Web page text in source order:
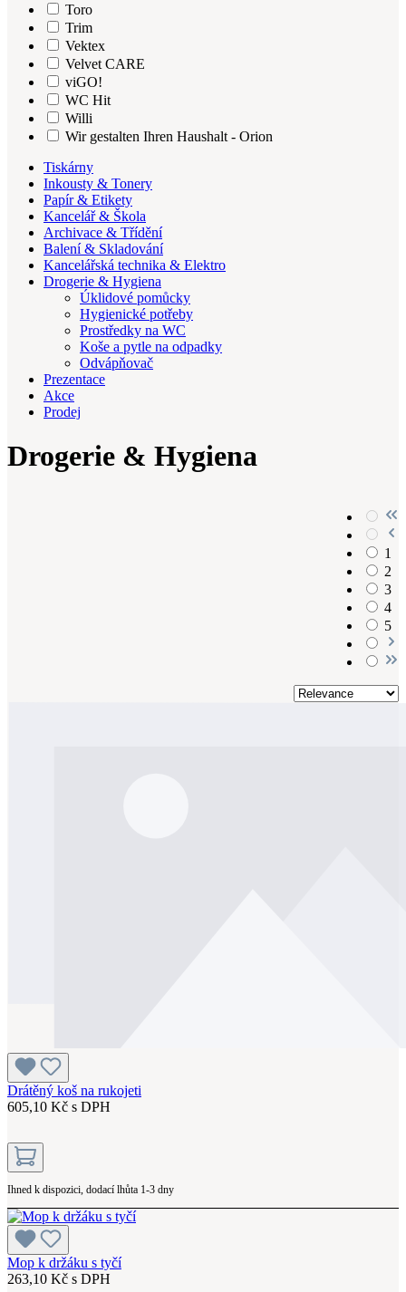
Toro
Trim
Vektex
Velvet CARE
viGO!
WC Hit
Willi
Wir gestalten Ihren Haushalt - Orion
Tiskárny
Inkousty & Tonery
Papír & Etikety
Kancelář & Škola
Archivace & Třídění
Balení & Skladování
Kancelářská technika & Elektro
Drogerie & Hygiena
Úklidové pomůcky
Hygienické potřeby
Prostředky na WC
Koše a pytle na odpadky
Odvápňovač
Prezentace
Akce
Prodej
Drogerie & Hygiena
1
2
3
4
5
Drátěný koš na rukojeti
605,10 Kč s DPH
Ihned k dispozici, dodací lhůta 1-3 dny
Mop k držáku s tyčí
263,10 Kč s DPH